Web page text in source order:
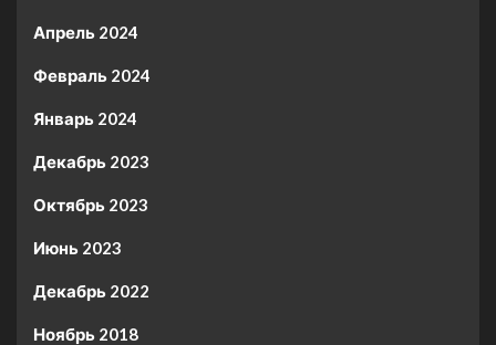
Апрель 2024
Февраль 2024
Январь 2024
Декабрь 2023
Октябрь 2023
Июнь 2023
Декабрь 2022
Ноябрь 2018